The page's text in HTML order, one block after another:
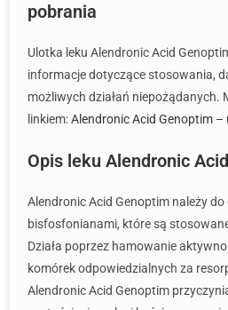
pobrania
Ulotka leku Alendronic Acid
informacje dotyczące stosowania,
możliwych działań niepożądanych.
linkiem:Alendronic Acid Genoptim –
Opis leku Alendronic
Alendronic Acid Genoptim należy
bisfosfonianami, które są
Działa poprzez hamowanie
komórek odpowiedzialnych za
Alendronic Acid Genoptim